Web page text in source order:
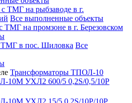
ТМГ на рыбзаводе в г.
Все выполненные объекты
на промзоне в г. Березовском
в пос. Шиловка Все
Трансформаторы ТПОЛ-10
10М УХЛ2 600/5 0,2S/0,5/10Р
10М УХЛ2 15/5 0,2S/10Р/10Р